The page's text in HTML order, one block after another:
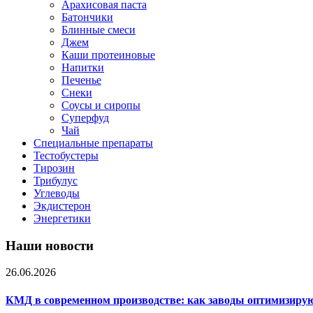
Арахисовая паста
Батончики
Блинные смеси
Джем
Каши протеиновые
Напитки
Печенье
Снеки
Соусы и сиропы
Суперфуд
Чай
Специальные препараты
Тестобустеры
Тирозин
Трибулус
Углеводы
Экдистерон
Энергетики
Наши новости
26.06.2026
КМД в современном производстве: как заводы